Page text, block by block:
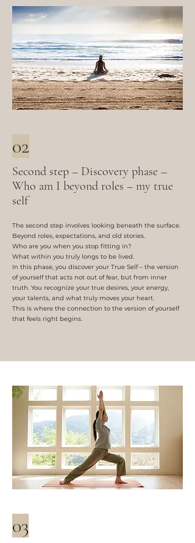
02
Second step – Discovery phase –
Who am I beyond roles – my true
self
The second step involves looking beneath the surface.
Beyond roles, expectations, and old stories.
Who are you when you stop fitting in?
What within you truly longs to be lived.
In this phase, you discover your True Self – the version
of yourself that acts not out of fear, but from inner
truth. You recognize your true desires, your energy,
your talents, and what truly moves your heart.
This is where the connection to the version of yourself
that feels right begins.
03